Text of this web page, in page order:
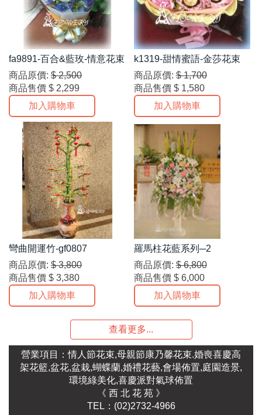
fa9891-百合&藍玫-情意花束
商品原價: $ 2,500
商品售價 $ 2,299
加入購物車
k1319-甜情蜜語-金莎花束
商品原價: $ 1,700
商品售價 $ 1,580
加入購物車
彎曲開運竹-gf0807
商品原價: $ 3,800
商品售價 $ 3,380
加入購物車
羅馬柱花藍系列─2
商品原價: $ 6,800
商品售價 $ 6,000
加入購物車
查看更多...
營業項目：情人節花束,母親節康乃馨花束.婚喪喜慶高
架花籃,盆花,盆栽,蝴蝶蘭,婚禮花藝,會場佈置,庭園造景,
環境綠美化,喜慶派對氣球佈置
《 西 北 花 苑 》
TEL：(02)2732-4966